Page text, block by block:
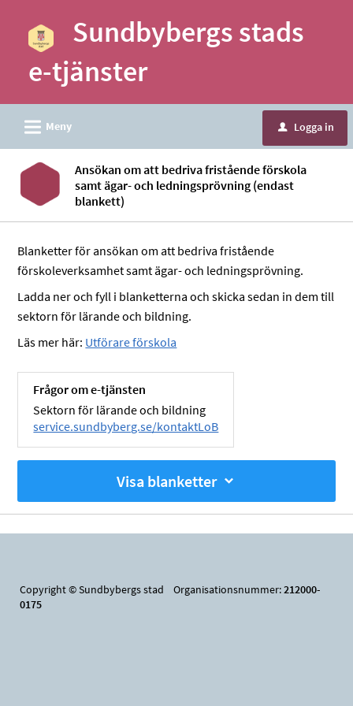
tjänster
Sundbybergs
Sundbybergs stads
e-tjänster
L Meny u Logga in
Ansökan om att bedriva fristående förskola
samt ägar- och ledningsprövning (endast
blankett)
Blanketter för ansökan om att bedriva fristående
förskoleverksamhet samt ägar- och ledningsprövning.
Ladda ner och fyll i blanketterna och skicka sedan in dem till
sektorn för lärande och bildning.
Läs mer här: Utförare förskola
Frågor om e-tjänsten
Sektorn för lärande och bildning
service.sundbyberg.se/kontaktLoB
Visa blanketter
Copyright © Sundbybergs stad Organisationsnummer:212000-
0175